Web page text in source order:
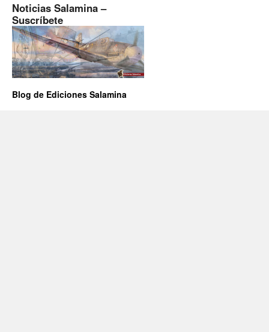
Noticias Salamina –
Suscríbete
Blog de Ediciones Salamina